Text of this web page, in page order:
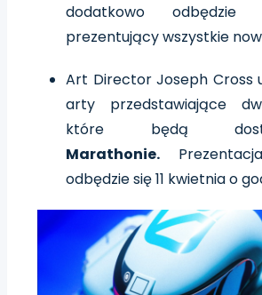
dodatkowo
prezentujący wszystkie
Art Director Joseph Cross
arty przedstawiające
które będą
Marathonie.
odbędzie się 11 kwietnia o